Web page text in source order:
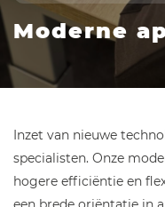
Moderne
Inzet van nieuwe
specialisten. Onze
hogere efficiëntie en